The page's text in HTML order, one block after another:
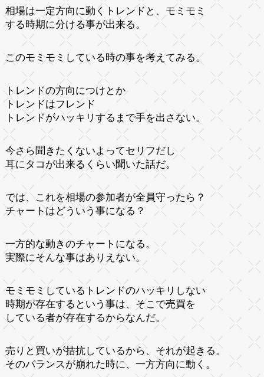
相場は一定方向に動くトレンドと、モミモミ
する時期に分ける事が出来る。
このモミモミしている時の事を考えてみる。
トレンドの方向につけとか
トレンドはフレンド
トレンドがハッキリするまで手を出さない。
今さら聞きたくないよってセリフだし
耳にタコが出来るくらい聞いた話だ。
では、これを相場の参加者が全員守ったら？
チャートはどういう事になる？
一方的な動きのチャートになる。
実際にそんな事はありえない。
モミモミしているトレンドのハッキリしない
時期が存在するという事は、そこで売買を
している者が存在するからなんだ。
売りと買いが拮抗しているから、それが起きる。
そのバランスが崩れた時に、一方方向に動く。